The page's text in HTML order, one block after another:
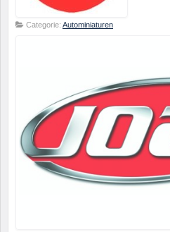
Categorie: Autominiaturen